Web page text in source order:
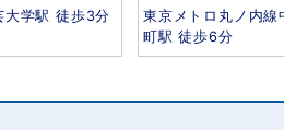
大学駅 徒歩3分
東京メトロ丸ノ内線
町駅 徒歩6分